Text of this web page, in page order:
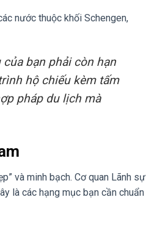
nước thuộc khối Schengen,
bạn phải còn hạn
hộ chiếu kèm tấm
pháp du lịch mà
và minh bạch. Cơ quan Lãnh sự
là các hạng mục bạn cần chuẩn